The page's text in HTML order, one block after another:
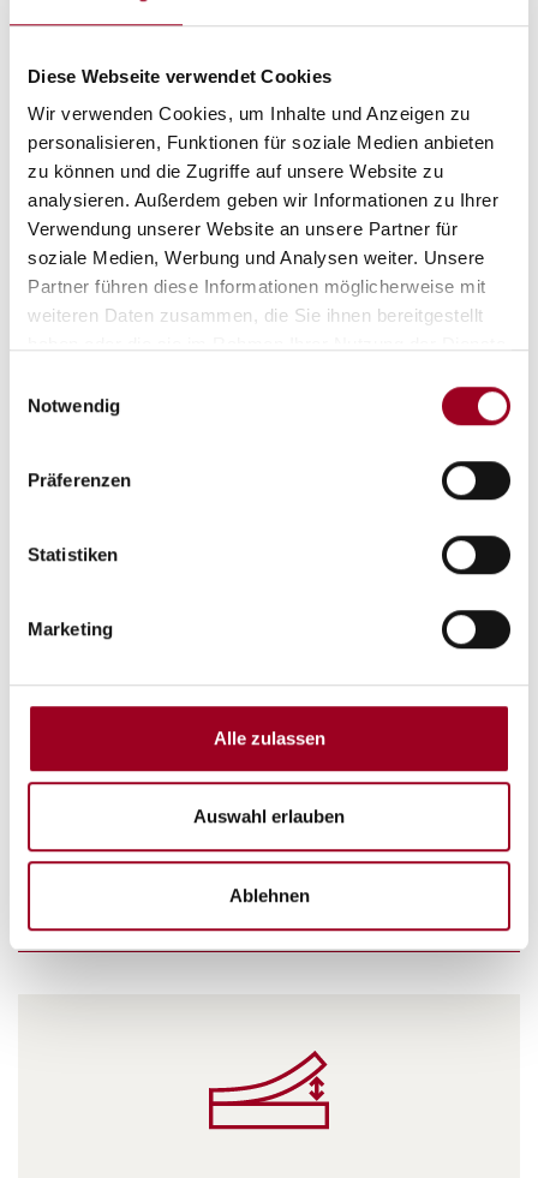
Diese Webseite verwendet Cookies
Wir verwenden Cookies, um Inhalte und Anzeigen zu
personalisieren, Funktionen für soziale Medien anbieten
zu können und die Zugriffe auf unsere Website zu
analysieren. Außerdem geben wir Informationen zu Ihrer
Verwendung unserer Website an unsere Partner für
soziale Medien, Werbung und Analysen weiter. Unsere
Partner führen diese Informationen möglicherweise mit
weiteren Daten zusammen, die Sie ihnen bereitgestellt
Notwendig
Präferenzen
Statistiken
Marketing
Alle zulassen
Auswahl erlauben
Ablehnen
Hysterese-Reduktion
Temperaturbeständig